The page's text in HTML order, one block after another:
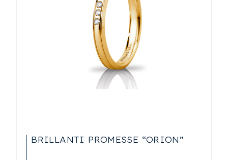
BRILLANTI PROMESSE “ORION”